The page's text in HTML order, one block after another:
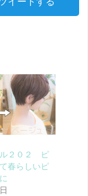
ル２０２ ピ
春らしいピ